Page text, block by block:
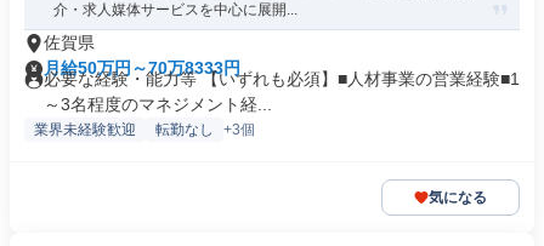
介・求人媒体サービスを中心に展開...
佐賀県
月給50万円～70万8333円
必要な経験・能力等 【いずれも必須】■人材事業の営業経験■1
～3名程度のマネジメント経...
業界未経験歓迎 転勤なし +3個
気になる